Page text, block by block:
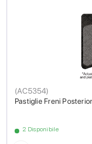
Pastiglie Freni
(AC5354)
2 Disponibile